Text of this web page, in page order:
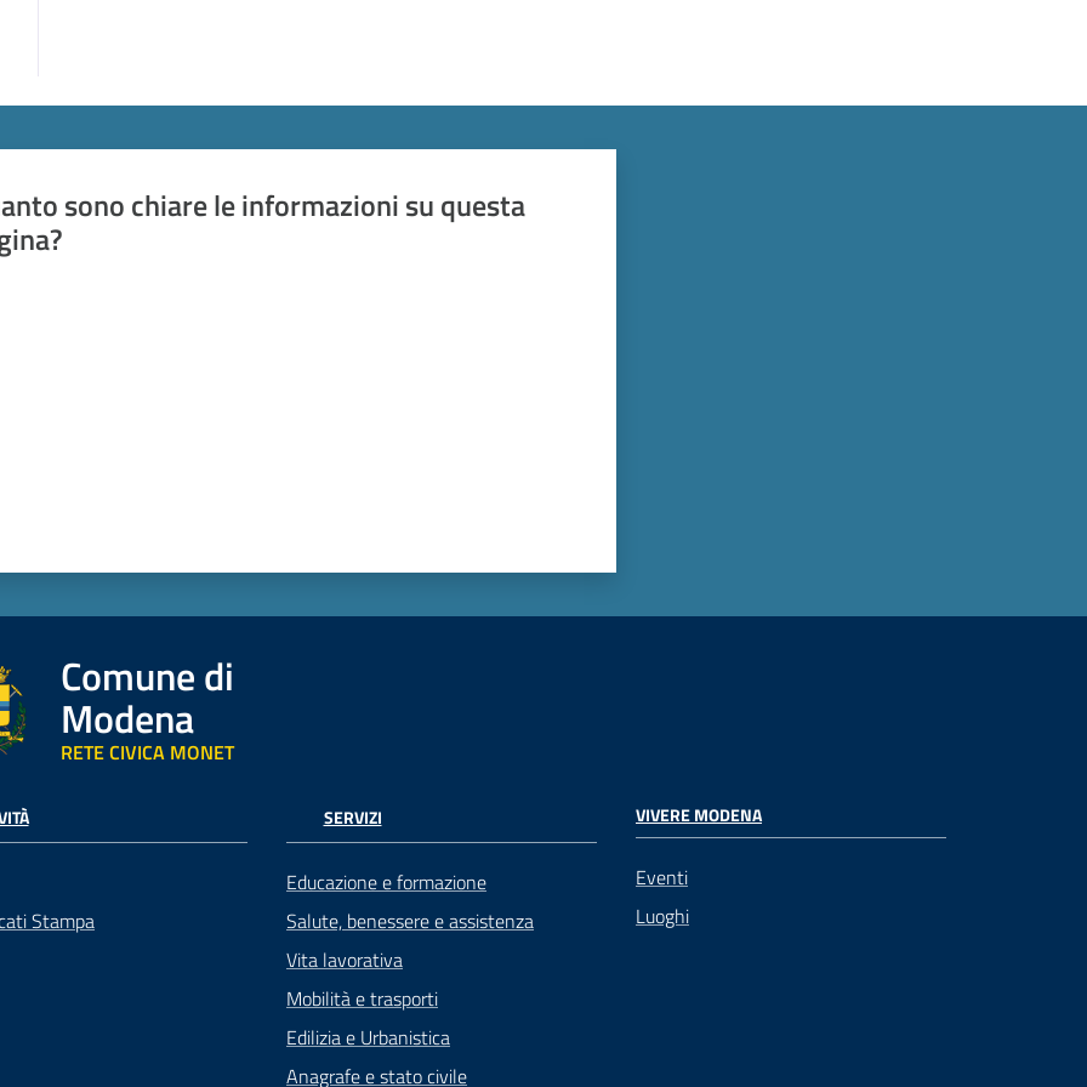
sono chiare le informazioni su questa
Comune di
Modena
RETE CIVICA MONET
Stampa
SERVIZI
Educazione e formazione
Salute, benessere e assistenza
Vita lavorativa
Mobilità e trasporti
Edilizia e Urbanistica
Anagrafe e stato civile
VIVERE MODENA
Eventi
Luoghi